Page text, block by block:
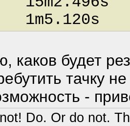
каков будет
тачку
-
Do. Or do not.